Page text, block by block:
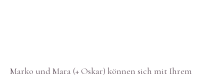
Marko und Mara (+ Oskar) können sich mit Ihrem